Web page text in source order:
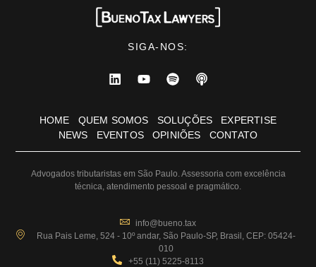
SIGA-NOS:
HOME QUEM SOMOS SOLUÇÕES
EXPERTISE
NEWS
EVENTOS OPINIÕES CONTATO
Advogados tributaristas em São Paulo. Assessoria com excelência
técnica, atendimento pessoal e pragmático.
info@bueno.tax
Rua Pais Leme, 524 - 10º andar, São Paulo-SP, Brasil, CEP: 05424-
010
+55 (11) 5225-8113